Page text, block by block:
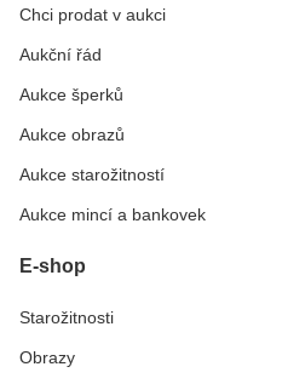
Chci prodat v aukci
Aukční řád
Aukce šperků
Aukce obrazů
Aukce starožitností
Aukce mincí a bankovek
E-shop
Starožitnosti
Obrazy